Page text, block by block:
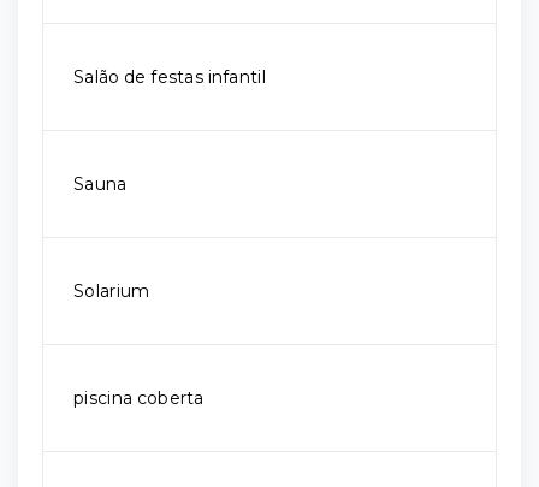
Salão de festas infantil
Sauna
Solarium
piscina coberta